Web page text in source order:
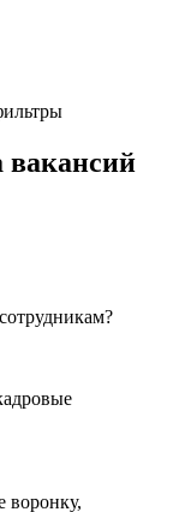
воронку,